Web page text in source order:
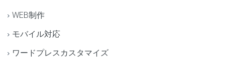
WEB制作
モバイル対応
ワードプレスカスタマイズ